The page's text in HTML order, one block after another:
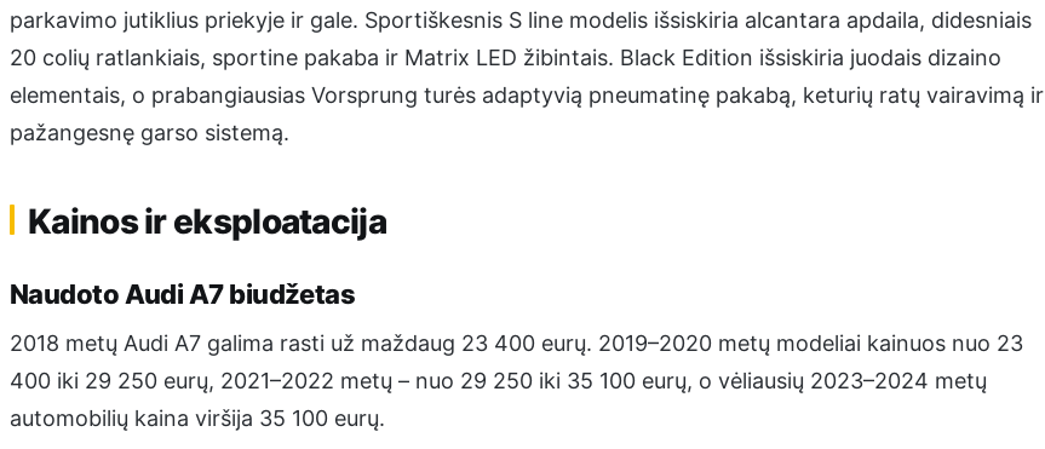
parkavimo jutiklius priekyje ir gale. Sportiškesnis S line modelis išsiskiria alcantara apdaila, didesniais
20 colių ratlankiais, sportine pakaba ir Matrix LED žibintais. Black Edition išsiskiria juodais dizaino
elementais, o prabangiausias Vorsprung turės adaptyvią pneumatinę pakabą, keturių ratų vairavimą ir
pažangesnę garso sistemą.
Kainos ir eksploatacija
Naudoto Audi A7 biudžetas
2018 metų Audi A7 galima rasti už maždaug 23 400 eurų. 2019–2020 metų modeliai kainuos nuo 23
400 iki 29 250 eurų, 2021–2022 metų – nuo 29 250 iki 35 100 eurų, o vėliausių 2023–2024 metų
automobilių kaina viršija 35 100 eurų.